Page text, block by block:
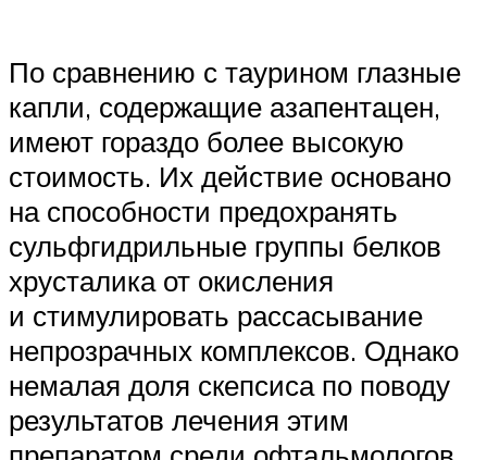
По сравнению с таурином глазные
капли, содержащие азапентацен,
имеют гораздо более высокую
стоимость. Их действие основано
на способности предохранять
сульфгидрильные группы белков
хрусталика от окисления
и стимулировать рассасывание
непрозрачных комплексов. Однако
немалая доля скепсиса по поводу
результатов лечения этим